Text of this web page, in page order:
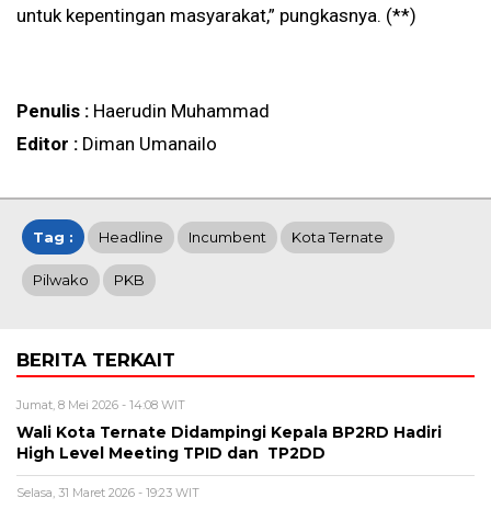
untuk kepentingan masyarakat,” pungkasnya. (**)
Penulis : Haerudin Muhammad
Editor : Diman Umanailo
Tag : Headline Incumbent Kota Ternate
Pilwako PKB
BERITA TERKAIT
Jumat, 8 Mei 2026 - 14:08 WIT
Wali Kota Ternate Didampingi Kepala BP2RD Hadiri
High Level Meeting TPID dan TP2DD
Selasa, 31 Maret 2026 - 19:23 WIT